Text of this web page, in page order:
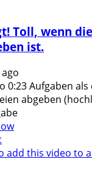
Toll, wenn
ist.
0:23 Aufgaben
abgeben
add this video to